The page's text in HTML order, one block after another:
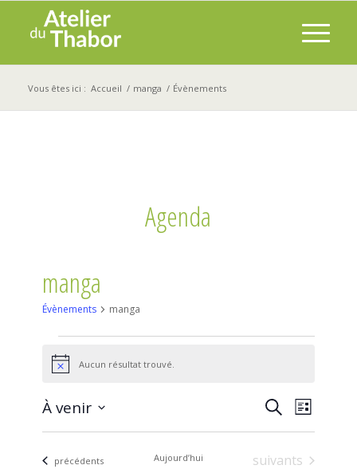
Vous êtes ici : Accueil / manga / Évènements
Agenda
manga
Évènements manga
ÉVÈNEMENTS
NoticeAucun résultat trouvé.
ET
Recherche
de
Liste
À venir
date.Évènements
précédents Aujourd’hui Évènements
suivants